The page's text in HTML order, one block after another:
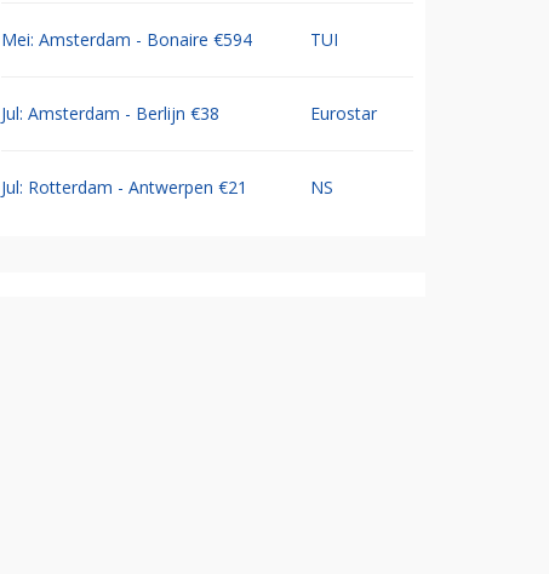
Mei: Amsterdam - Bonaire €594 TUI
Jul: Amsterdam - Berlijn €38 Eurostar
Jul: Rotterdam - Antwerpen €21 NS